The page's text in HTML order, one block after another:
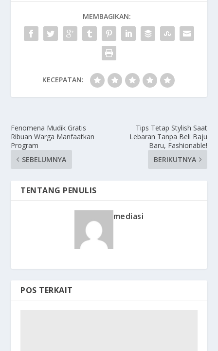
MEMBAGIKAN:
KECEPATAN:
Fenomena Mudik Gratis
Ribuan Warga Manfaatkan
Program
SEBELUMNYA
Tips Tetap Stylish Saat
Lebaran Tanpa Beli Baju
Baru, Fashionable!
BERIKUTNYA
TENTANG PENULIS
mediasi
POS TERKAIT